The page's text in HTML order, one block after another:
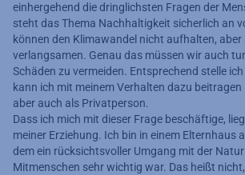
einhergehend die dringlichsten Fragen der
steht das Thema Nachhaltigkeit sicherlich an
können den Klimawandel nicht aufhalten, aber
verlangsamen. Genau das müssen wir auch
Schäden zu vermeiden. Entsprechend stelle
kann ich mit meinem Verhalten dazu
aber auch als Privatperson.
Dass ich mich mit dieser Frage beschäftige,
meiner Erziehung. Ich bin in einem Elternhaus
dem ein rücksichtsvoller Umgang mit der
Mitmenschen sehr wichtig war. Das heißt